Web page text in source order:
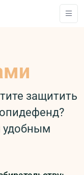
защитить